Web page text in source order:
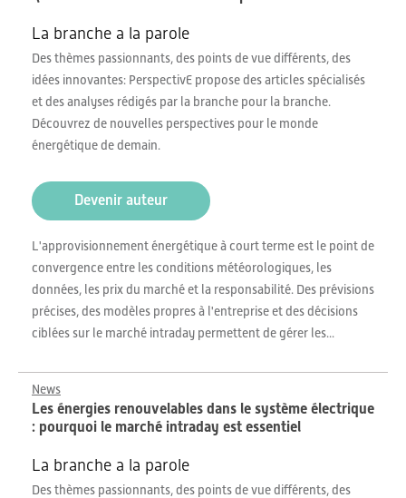
La branche a la parole
Des thèmes passionnants, des points de vue différents, des
idées innovantes: PerspectivE propose des articles spécialisés
et des analyses rédigés par la branche pour la branche.
Découvrez de nouvelles perspectives pour le monde
énergétique de demain.
Devenir auteur
L'approvisionnement énergétique à court terme est le point de
convergence entre les conditions météorologiques, les
données, les prix du marché et la responsabilité. Des prévisions
précises, des modèles propres à l'entreprise et des décisions
ciblées sur le marché intraday permettent de gérer les...
News
Les énergies renouvelables dans le système électrique
: pourquoi le marché intraday est essentiel
La branche a la parole
Des thèmes passionnants, des points de vue différents, des